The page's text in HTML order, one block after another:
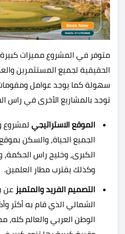
متوفر في المشروع مميزات كبيرة
الحقيقية لجميع المستثمرين
سهولة كما يوجد عوامل
توجد بالمشاريع الأخرى في راس
الموقع الاستراتيجي لمشروع
الجميع الحياة، والسكن
الكبرى، وخليج راس الحكمة،
وكذلك يقترب مطار العلمين.
التصميم الفريد والمتميز عن
الشمالي الذي قام به أكثر
الوطن العربي والعالم كله،